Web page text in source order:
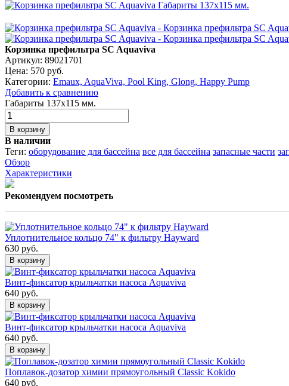
Корзинка префильтра SC Aquaviva
Артикул: 89021701
Цена: 570 руб.
Категории: Emaux, AquaViva, Pool King, Glong, Happy Pump
Добавить к сравнению
Габариты 137х115 мм.
В корзину
В наличии
Теги: оборудование для бассейна все для бассейна запасные части
Обзор
Характеристики
Рекомендуем посмотреть
Уплотнительное кольцо 74" к фильтру Hayward
630 руб.
В корзину
Винт-фиксатор крыльчатки насоса Aquaviva
640 руб.
В корзину
Винт-фиксатор крыльчатки насоса Aquaviva
640 руб.
В корзину
Поплавок-дозатор химии прямоугольный Classic Kokido
640 руб.